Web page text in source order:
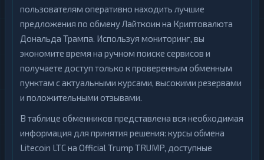
пользователям оперативно находить лучшие
предложения по обмену Лайткоин на Криптовалюта
Дональда Трампа. Используя мониторинг, вы
экономите время на ручном поиске сервисов и
получаете доступ только к проверенным обменным
пунктам с актуальными курсами, высокими резервами
и положительными отзывами.
В таблице обменников представлена вся необходимая
информация для принятия решения: курсы обмена
Litecoin LTC на Official Trump TRUMP, доступные